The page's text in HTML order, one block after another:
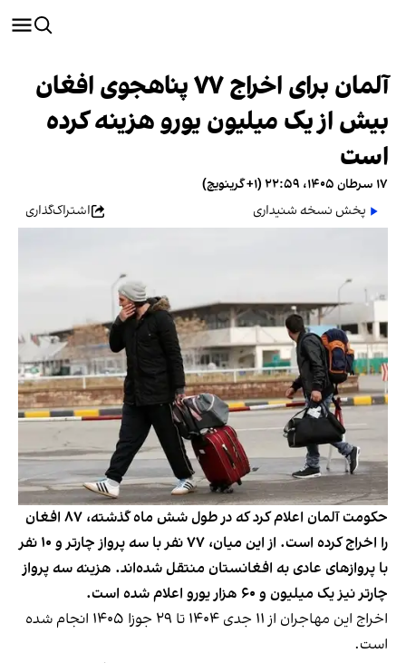
آلمان برای اخراج ۷۷ پناهجوی افغان
بیش از یک میلیون یورو هزینه کرده
است
۱۷ سرطان ۱۴۰۵، ۲۲:۵۹ (‎+۱ گرینویچ)
پخش نسخه شنیداری
اشتراک‌گذاری
حکومت آلمان اعلام کرد که در طول شش ماه گذشته، ۸۷ افغان
را اخراج کرده است. از این میان، ۷۷ نفر با سه پرواز چارتر و ۱۰ نفر
با پروازهای عادی به افغانستان منتقل شده‌اند. هزینه سه پرواز
چارتر نیز یک میلیون و ۶۰ هزار یورو اعلام شده است.
اخراج این مهاجران از ۱۱ جدی ۱۴۰۴ تا ۲۹ جوزا ۱۴۰۵ انجام شده
است.